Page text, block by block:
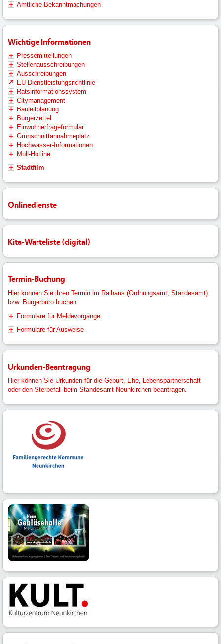
Amtliche Bekanntmachungen
Wichtige Informationen
Pressemitteilungen
Stellenausschreibungen
Ausschreibungen
EU-Dienstleistungsrichtlinie
Ratsinformationssystem
Citymanagement
Bauleitplanung
Bürgerzettel
Einwohnerfrageformular
Grünschnittannahmeplatz
Hochwasser-Informationen
Müll-Hotline
Stadtfilm
Onlinedienste
Kita-Warteliste (digital)
Termin-Buchung
Hier können Sie ihren Termin im Rathaus (Ordnungsamt, Standesamt)
bzw. Bürgerbüro buchen.
Formulare für Meldevorgänge
Formulare für Ausweise
Urkunden-Beantragung
Hier können Sie Urkunden für die Geburt, Ehe, Lebenspartnerschaft
oder den Sterbefall beim Standesamt Neunkirchen beantragen.